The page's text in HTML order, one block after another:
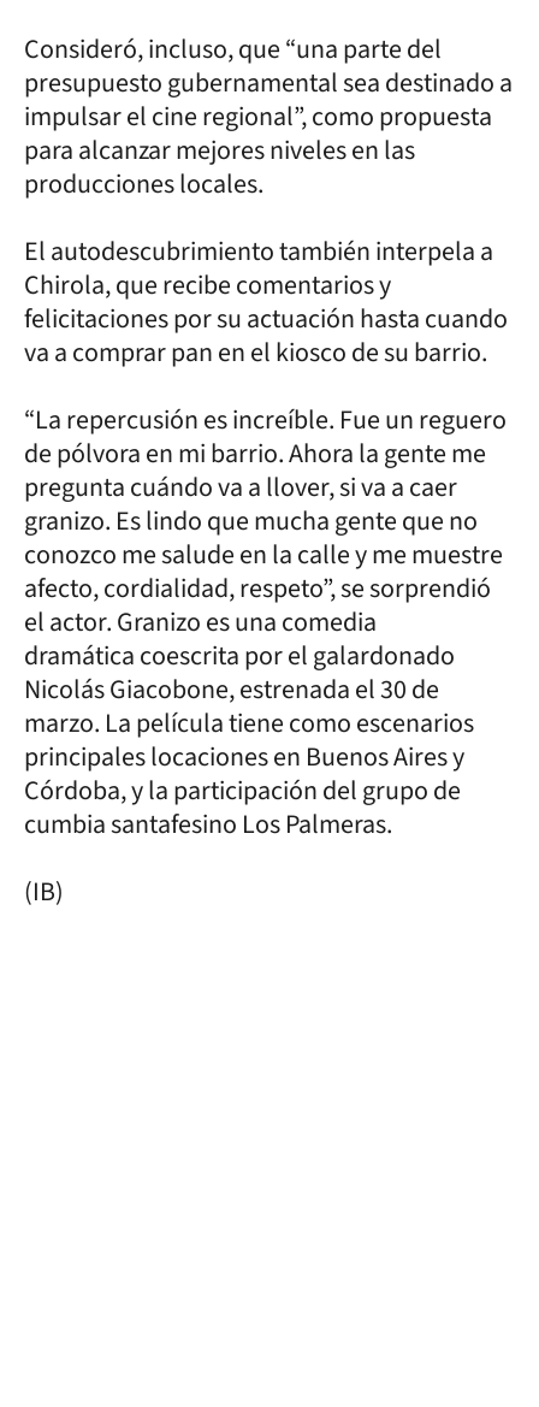
Consideró, incluso, que “una parte del
presupuesto gubernamental sea destinado a
impulsar el cine regional”, como propuesta
para alcanzar mejores niveles en las
producciones locales.
El autodescubrimiento también interpela a
Chirola, que recibe comentarios y
felicitaciones por su actuación hasta cuando
va a comprar pan en el kiosco de su barrio.
“La repercusión es increíble. Fue un reguero
de pólvora en mi barrio. Ahora la gente me
pregunta cuándo va a llover, si va a caer
granizo. Es lindo que mucha gente que no
conozco me salude en la calle y me muestre
afecto, cordialidad, respeto”, se sorprendió
el actor. Granizo es una comedia
dramática coescrita por el galardonado
Nicolás Giacobone, estrenada el 30 de
marzo. La película tiene como escenarios
principales locaciones en Buenos Aires y
Córdoba, y la participación del grupo de
cumbia santafesino Los Palmeras.
(IB)